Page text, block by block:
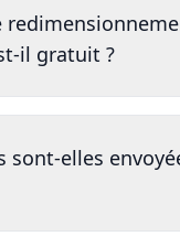
il gratuit ?
sont-elles